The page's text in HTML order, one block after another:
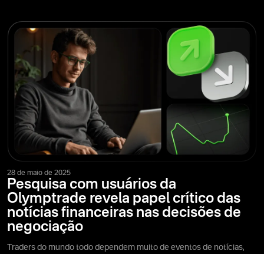
28 de maio de 2025
Pesquisa com usuários da
Olymptrade revela papel crítico das
notícias financeiras nas decisões de
negociação
Traders do mundo todo dependem muito de eventos de notícias,